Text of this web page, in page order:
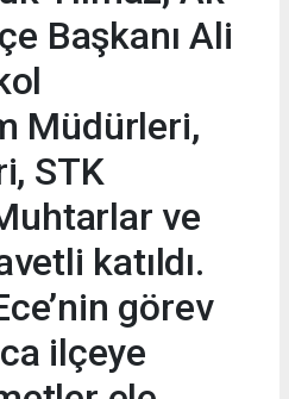
Başkanı Ali
Müdürleri,
STK
ve
katıldı.
görev
ilçeye